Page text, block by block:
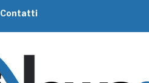
Contatti